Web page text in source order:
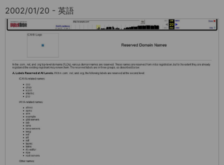
2002/01/20 - 英語